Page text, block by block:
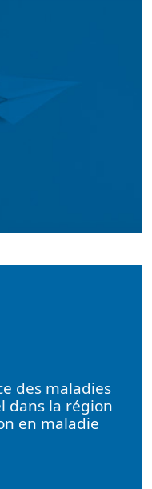
des maladies
dans la région
en maladie